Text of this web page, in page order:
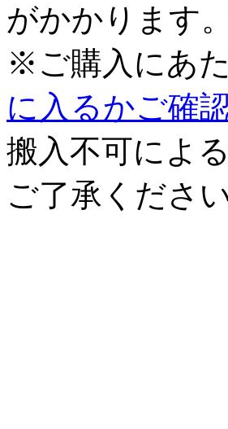
がかかります
※ご購入にあ
に入るかご確
搬入不可によ
ご了承ください